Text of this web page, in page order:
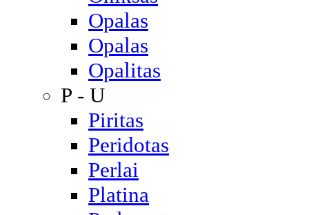
Opalas
Opalas
Opalitas
P - U
Piritas
Peridotas
Perlai
Platina